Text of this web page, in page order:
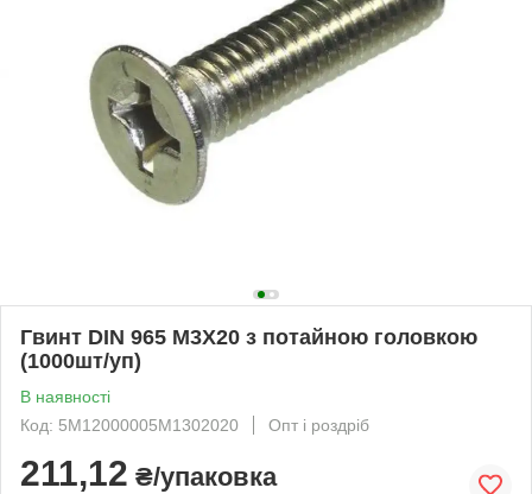
Гвинт DIN 965 М3Х20 з потайною головкою
(1000шт/уп)
В наявності
Код: 5M12000005M1302020
Опт і роздріб
211,12 ₴/упаковка